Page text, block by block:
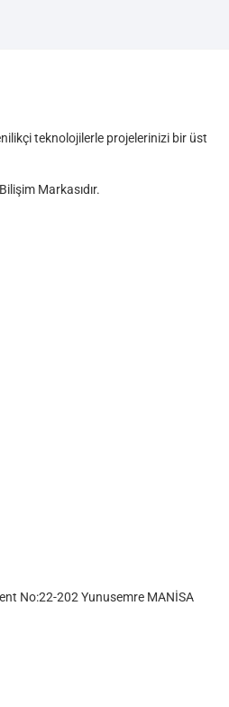
teknolojilerle projelerinizi bir üst
Markasıdır.
No:22-202 Yunusemre MANİSA